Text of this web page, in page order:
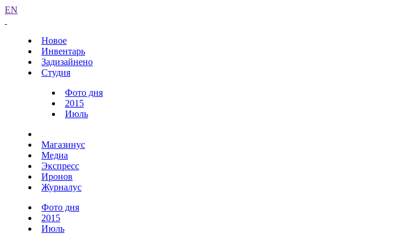
EN
Новое
Инвентарь
Задизайнено
Студия
Фото дня
2015
Июль
Магазинус
Медиа
Экспресс
Иронов
Журналус
Фото дня
2015
Июль